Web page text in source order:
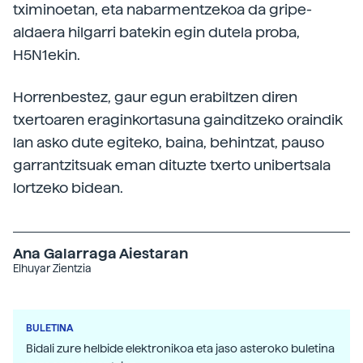
tximinoetan, eta nabarmentzekoa da gripe-
aldaera hilgarri batekin egin dutela proba,
H5N1ekin.
Horrenbestez, gaur egun erabiltzen diren
txertoaren eraginkortasuna gainditzeko oraindik
lan asko dute egiteko, baina, behintzat, pauso
garrantzitsuak eman dituzte txerto unibertsala
lortzeko bidean.
Ana Galarraga Aiestaran
Elhuyar Zientzia
BULETINA
Bidali zure helbide elektronikoa eta jaso asteroko buletina